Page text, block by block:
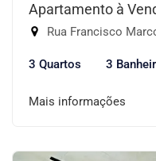
Apartamento à
Rua Francisco
3 Quartos 3
Mais informações